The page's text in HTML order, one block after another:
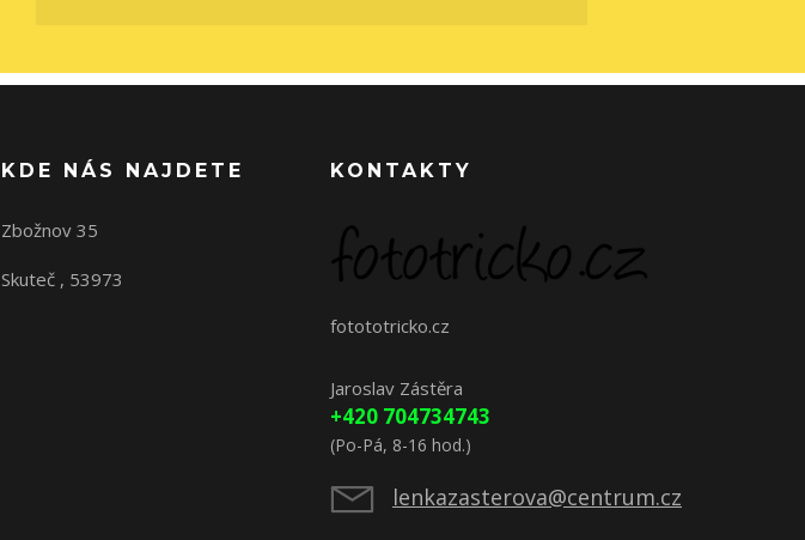
KDE NÁS NAJDETE
Zbožnov 35
Skuteč , 53973
KONTAKTY
fotototricko.cz
Jaroslav Zástěra
+420 704734743
(Po-Pá, 8-16 hod.)
lenkazasterova@centrum.cz